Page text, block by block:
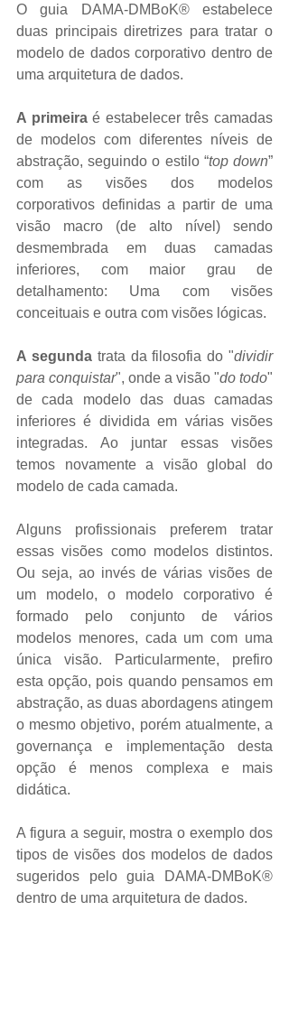
O guia DAMA-DMBoK® estabelece
duas principais diretrizes para tratar o
modelo de dados corporativo dentro de
uma arquitetura de dados.
A primeira é estabelecer três camadas
de modelos com diferentes níveis de
abstração, seguindo o estilo “top down”
com as visões dos modelos
corporativos definidas a partir de uma
visão macro (de alto nível) sendo
desmembrada em duas camadas
inferiores, com maior grau de
detalhamento: Uma com visões
conceituais e outra com visões lógicas.
A segunda trata da filosofia do "dividir
para conquistar", onde a visão "do todo"
de cada modelo das duas camadas
inferiores é dividida em várias visões
integradas. Ao juntar essas visões
temos novamente a visão global do
modelo de cada camada.
Alguns profissionais preferem tratar
essas visões como modelos distintos.
Ou seja, ao invés de várias visões de
um modelo, o modelo corporativo é
formado pelo conjunto de vários
modelos menores, cada um com uma
única visão. Particularmente, prefiro
esta opção, pois quando pensamos em
abstração, as duas abordagens atingem
o mesmo objetivo, porém atualmente, a
governança e implementação desta
opção é menos complexa e mais
didática.
A figura a seguir, mostra o exemplo dos
tipos de visões dos modelos de dados
sugeridos pelo guia DAMA-DMBoK®
dentro de uma arquitetura de dados.